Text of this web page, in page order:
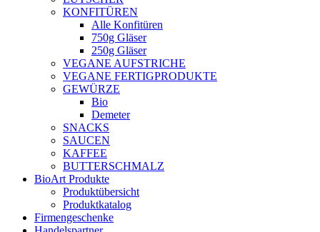
KONFITÜREN
Alle Konfitüren
750g Gläser
250g Gläser
VEGANE AUFSTRICHE
VEGANE FERTIGPRODUKTE
GEWÜRZE
Bio
Demeter
SNACKS
SAUCEN
KAFFEE
BUTTERSCHMALZ
BioArt Produkte
Produktübersicht
Produktkatalog
Firmengeschenke